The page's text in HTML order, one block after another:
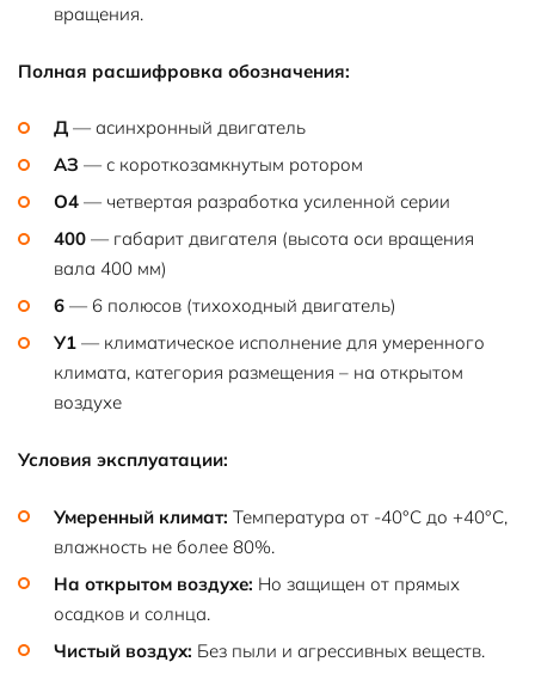
вращения.
Полная расшифровка обозначения:
Д — асинхронный двигатель
АЗ — с короткозамкнутым ротором
О4 — четвертая разработка усиленной серии
400 — габарит двигателя (высота оси вращения
вала 400 мм)
6 — 6 полюсов (тихоходный двигатель)
У1 — климатическое исполнение для умеренного
климата, категория размещения – на открытом
воздухе
Условия эксплуатации:
Умеренный климат: Температура от -40°C до +40°C,
влажность не более 80%.
На открытом воздухе: Но защищен от прямых
осадков и солнца.
Чистый воздух: Без пыли и агрессивных веществ.